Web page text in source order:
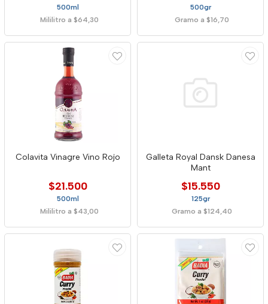
500ml
Mililitro a $64,30
500gr
Gramo a $16,70
Colavita Vinagre Vino Rojo
$21.500
500ml
Mililitro a $43,00
Galleta Royal Dansk Danesa
Mant
$15.550
125gr
Gramo a $124,40